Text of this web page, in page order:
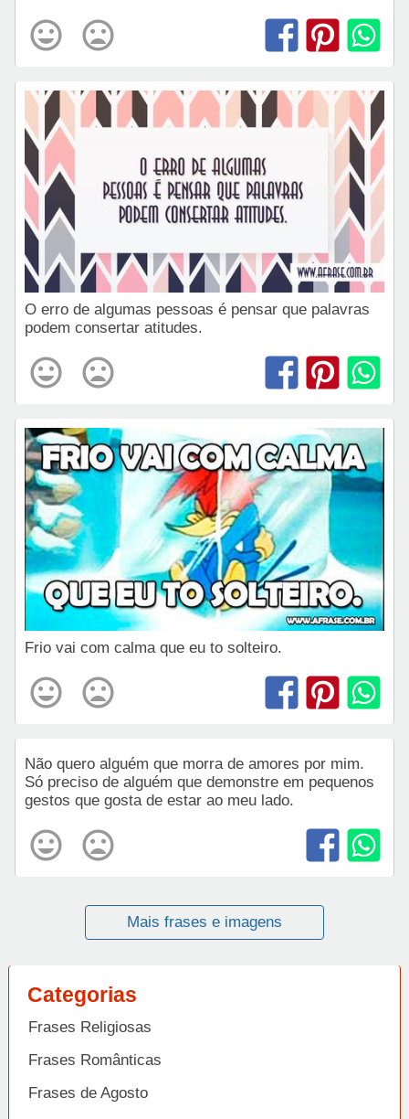
O erro de algumas pessoas é pensar que palavras
podem consertar atitudes.
Frio vai com calma que eu to solteiro.
Não quero alguém que morra de amores por mim.
Só preciso de alguém que demonstre em pequenos
gestos que gosta de estar ao meu lado.
Mais frases e imagens
Categorias
Frases Religiosas
Frases Românticas
Frases de Agosto